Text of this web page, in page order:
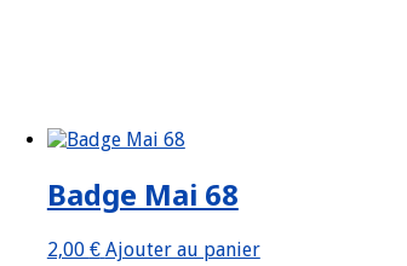
Badge Mai 68
2,00 € Ajouter au panier